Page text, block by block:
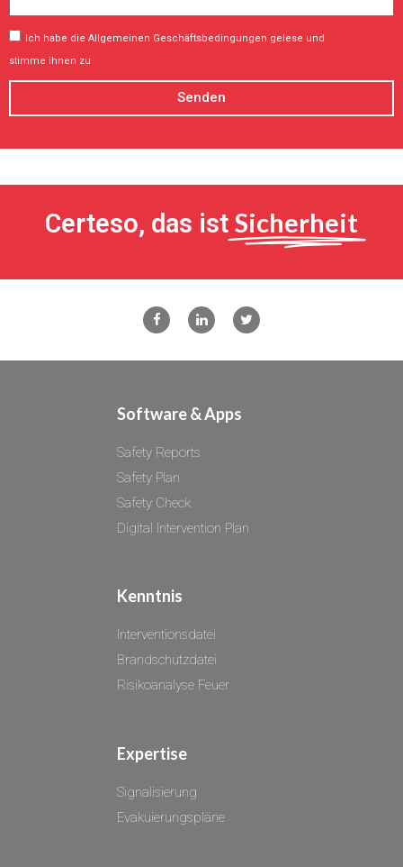
Ich habe die Allgemeinen Geschäftsbedingungen gelese und
stimme ihnen zu
Senden
Certeso, das ist Sicherheit
Software & Apps
Safety Reports
Safety Plan
Safety Check
Digital Intervention Plan
Kenntnis
Interventionsdatei
Brandschutzdatei
Risikoanalyse Feuer
Expertise
Signalisierung
Evakuierungspläne